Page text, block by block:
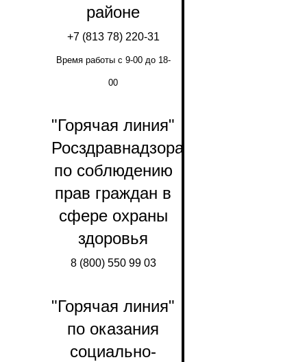
районе
+7 (813 78) 220-31
Время работы с 9-00 до 18-
00
"Горячая линия"
Росздравнадзора
по соблюдению
прав граждан в
сфере охраны
здоровья
8 (800) 550 99 03
"Горячая линия"
по оказания
социально-